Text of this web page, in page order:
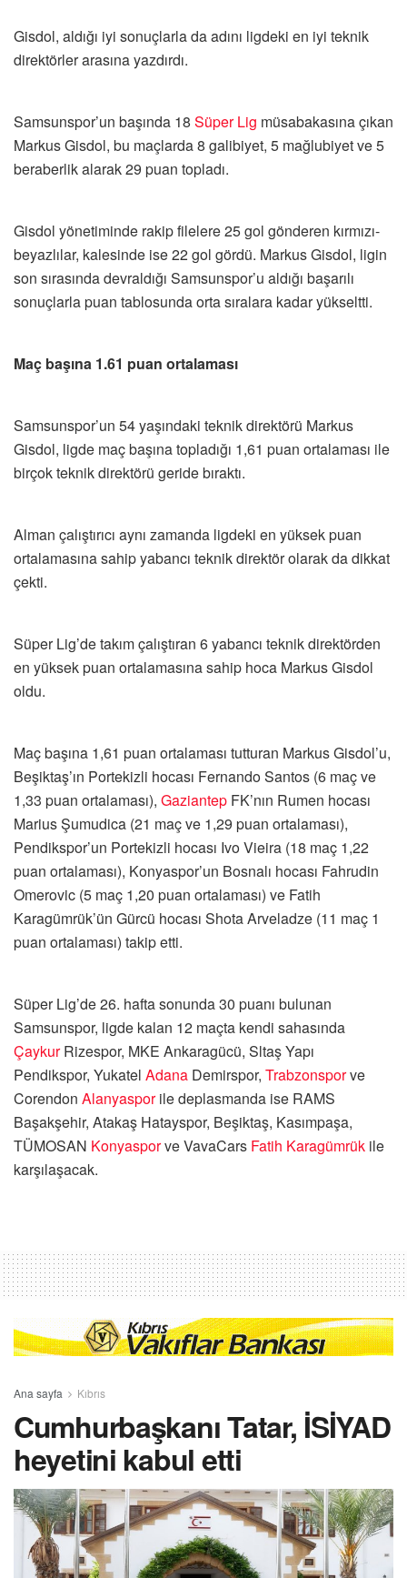
Gisdol, aldığı iyi sonuçlarla da adını ligdeki en iyi teknik
direktörler arasına yazdırdı.
Samsunspor’un başında 18 Süper Lig müsabakasına çıkan
Markus Gisdol, bu maçlarda 8 galibiyet, 5 mağlubiyet ve 5
beraberlik alarak 29 puan topladı.
Gisdol yönetiminde rakip filelere 25 gol gönderen kırmızı-
beyazlılar, kalesinde ise 22 gol gördü. Markus Gisdol, ligin
son sırasında devraldığı Samsunspor’u aldığı başarılı
sonuçlarla puan tablosunda orta sıralara kadar yükseltti.
Maç başına 1.61 puan ortalaması
Samsunspor’un 54 yaşındaki teknik direktörü Markus
Gisdol, ligde maç başına topladığı 1,61 puan ortalaması ile
birçok teknik direktörü geride bıraktı.
Alman çalıştırıcı aynı zamanda ligdeki en yüksek puan
ortalamasına sahip yabancı teknik direktör olarak da dikkat
çekti.
Süper Lig’de takım çalıştıran 6 yabancı teknik direktörden
en yüksek puan ortalamasına sahip hoca Markus Gisdol
oldu.
Maç başına 1,61 puan ortalaması tutturan Markus Gisdol’u,
Beşiktaş’ın Portekizli hocası Fernando Santos (6 maç ve
1,33 puan ortalaması), Gaziantep FK’nın Rumen hocası
Marius Şumudica (21 maç ve 1,29 puan ortalaması),
Pendikspor’un Portekizli hocası Ivo Vieira (18 maç 1,22
puan ortalaması), Konyaspor’un Bosnalı hocası Fahrudin
Omerovic (5 maç 1,20 puan ortalaması) ve Fatih
Karagümrük’ün Gürcü hocası Shota Arveladze (11 maç 1
puan ortalaması) takip etti.
Süper Lig’de 26. hafta sonunda 30 puanı bulunan
Samsunspor, ligde kalan 12 maçta kendi sahasında
ÇaykurRizespor, MKE Ankaragücü, Sltaş Yapı
Pendikspor, Yukatel Adana Demirspor, Trabzonsporve
Corendon Alanyasporile deplasmanda ise RAMS
Başakşehir, Atakaş Hatayspor, Beşiktaş, Kasımpaşa,
TÜMOSAN Konyasporve VavaCars Fatih Karagümrük ile
karşılaşacak.
Ana sayfa Kıbrıs
Cumhurbaşkanı Tatar, İSİYAD
heyetini kabul etti